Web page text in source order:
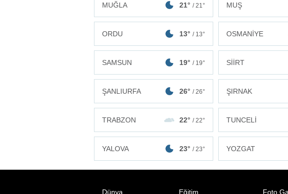
MUĞLA 21° / 21° MUŞ
ORDU 13° / 13° OSMANİYE
SAMSUN 19° / 19° SİİRT
ŞANLIURFA 26° / 26° ŞIRNAK
TRABZON 22° / 22° TUNCELİ
YALOVA 23° / 23° YOZGAT
Dünya Eğitim Foto